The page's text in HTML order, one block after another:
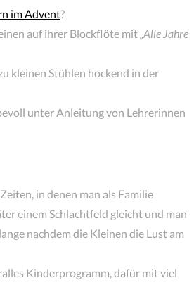
im Advent?
auf ihrer Blockflöte mit„Alle Jahre
kleinen Stühlen hockend in der
unter Anleitung von Lehrerinnen
in denen man als Familie
einem Schlachtfeld gleicht und man
nachdem die Kleinen die Lust am
Kinderprogramm, dafür mit viel